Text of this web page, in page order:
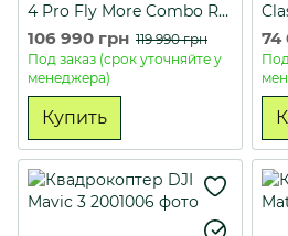
4 Pro Fly More Combo RC
2
(CP.MA.00000848.01,CP.M
A.00000859.01)
106 990 грн 119 990 грн
Под заказ (срок уточняйте у
менеджера)
Купить
74